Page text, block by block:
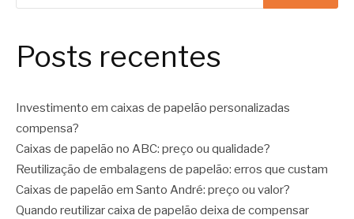
Posts recentes
Investimento em caixas de papelão personalizadas
compensa?
Caixas de papelão no ABC: preço ou qualidade?
Reutilização de embalagens de papelão: erros que custam
Caixas de papelão em Santo André: preço ou valor?
Quando reutilizar caixa de papelão deixa de compensar